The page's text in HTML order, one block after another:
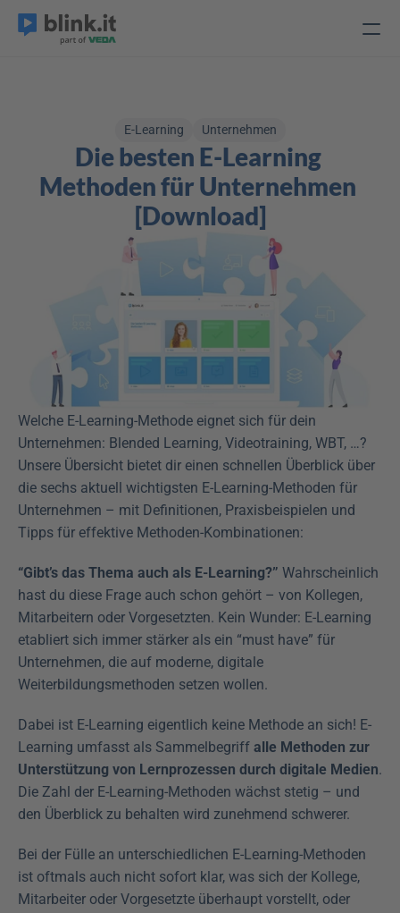
E-Learning Unternehmen
Die besten E-Learning
Methoden für Unternehmen
[Download]
Welche E-Learning-Methode eignet sich für dein
Unternehmen: Blended Learning, Videotraining, WBT, …?
Unsere Übersicht bietet dir einen schnellen Überblick über
die sechs aktuell wichtigsten E-Learning-Methoden für
Unternehmen – mit Definitionen, Praxisbeispielen und
Tipps für effektive Methoden-Kombinationen:
“Gibt’s das Thema auch als E-Learning?” Wahrscheinlich
hast du diese Frage auch schon gehört – von Kollegen,
Mitarbeitern oder Vorgesetzten. Kein Wunder: E-Learning
etabliert sich immer stärker als ein “must have” für
Unternehmen, die auf moderne, digitale
Weiterbildungsmethoden setzen wollen.
Dabei ist E-Learning eigentlich keine Methode an sich! E-
Learning umfasst als Sammelbegriff alle Methoden zur
Unterstützung von Lernprozessen durch digitale Medien.
Die Zahl der E-Learning-Methoden wächst stetig – und
den Überblick zu behalten wird zunehmend schwerer.
Bei der Fülle an unterschiedlichen E-Learning-Methoden
ist oftmals auch nicht sofort klar, was sich der Kollege,
Mitarbeiter oder Vorgesetzte überhaupt vorstellt, oder